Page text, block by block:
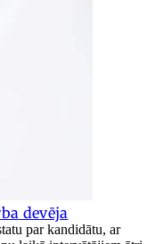
devēja
par kandidātu, ar